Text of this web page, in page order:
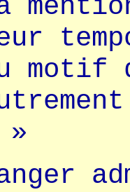
motif